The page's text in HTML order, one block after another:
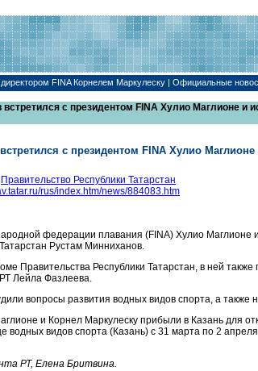
FINA Корнелем Маркулеску | Официальные
встретился с президентом FINA Хулио Маглионе
с президентом FINA Хулио
Правительство Республики Татарстан
rus/index.htm/news/884083.htm
федерации плавания (FINA) Хулио Маглионе
Рустам Минниханов.
Правительства Республики Татарстан, в ней
Лейла Фазлеева.
вопросы развития водных видов спорта, а
и Корнел Маркулеску прибыли в Казань для
водных видов спорта (Казань) с 31 марта по 2
РТ, Елена Бритвина.